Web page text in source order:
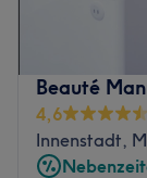
Beauté
4,6
Innenstadt,